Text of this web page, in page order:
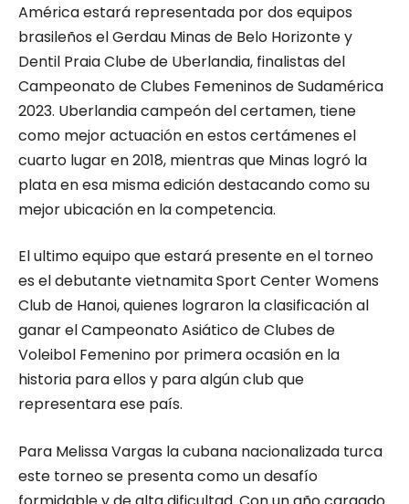
América estará representada por dos equipos
brasileños el Gerdau Minas de Belo Horizonte y
Dentil Praia Clube de Uberlandia, finalistas del
Campeonato de Clubes Femeninos de Sudamérica
2023. Uberlandia campeón del certamen, tiene
como mejor actuación en estos certámenes el
cuarto lugar en 2018, mientras que Minas logró la
plata en esa misma edición destacando como su
mejor ubicación en la competencia.
El ultimo equipo que estará presente en el torneo
es el debutante vietnamita Sport Center Womens
Club de Hanoi, quienes lograron la clasificación al
ganar el Campeonato Asiático de Clubes de
Voleibol Femenino por primera ocasión en la
historia para ellos y para algún club que
representara ese país.
Para Melissa Vargas la cubana nacionalizada turca
este torneo se presenta como un desafío